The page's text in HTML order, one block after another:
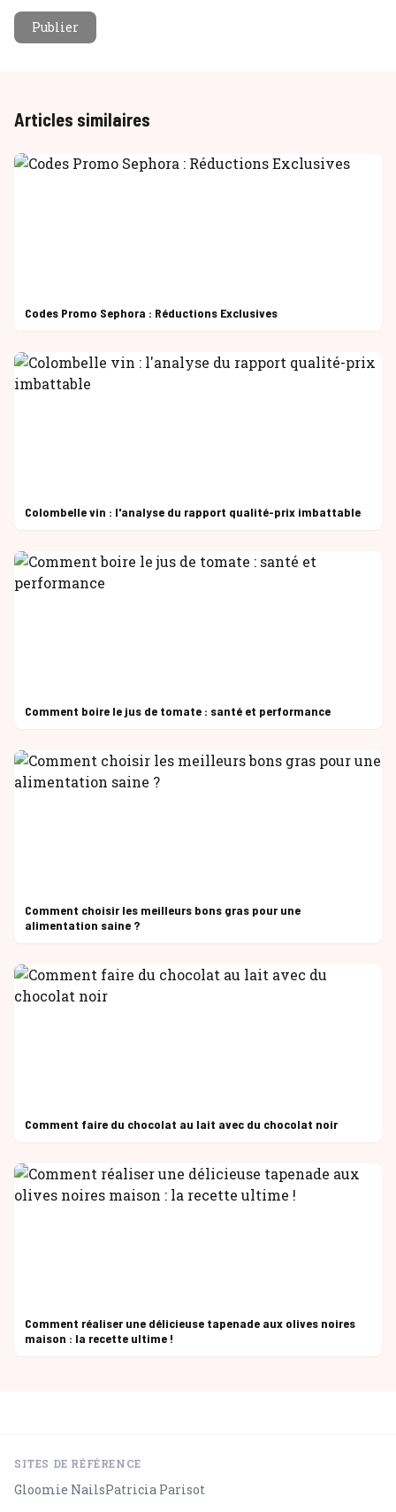
Publier
Articles similaires
Codes Promo Sephora : Réductions Exclusives
Colombelle vin : l'analyse du rapport qualité-prix imbattable
Comment boire le jus de tomate : santé et performance
Comment choisir les meilleurs bons gras pour une
alimentation saine ?
Comment faire du chocolat au lait avec du chocolat noir
Comment réaliser une délicieuse tapenade aux olives noires
maison : la recette ultime !
SITES DE RÉFÉRENCE
Gloomie NailsPatricia Parisot